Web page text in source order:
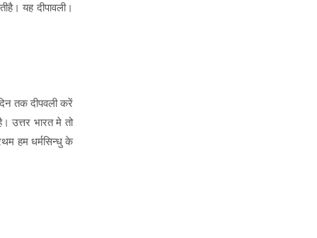
यह दीपावली।
तक दीपवली करें
उत्तर भारत मे तो
हम धर्मसिन्धु के